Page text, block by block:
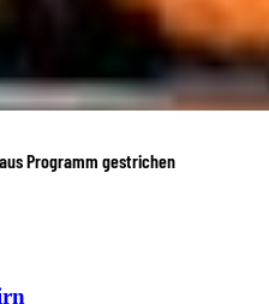
Programm gestrichen